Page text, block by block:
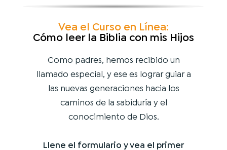
Vea el Curso en Línea:
Cómo leer la Biblia con mis Hijos
Como padres, hemos recibido un
llamado especial, y ese es lograr guiar a
las nuevas generaciones hacia los
caminos de la sabiduría y el
conocimiento de Dios.
Llene el formulario y vea el primer